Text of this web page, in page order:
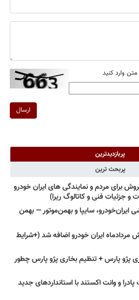
وارد کنید
ارسال
پربازدیدترین
پربحث ترین
برای مردم و نمایندگی های ایران خودرو
فنی و کاتالوگ ریرا)
سایپا و بهمن‌موتور — بهمن
مردادماه ایران خودرو اضافه شد (+شرایط
پژو پارس + تنظیم بخاری پژو پارس چطور
و وانت اکستند با استانداردهای جدید